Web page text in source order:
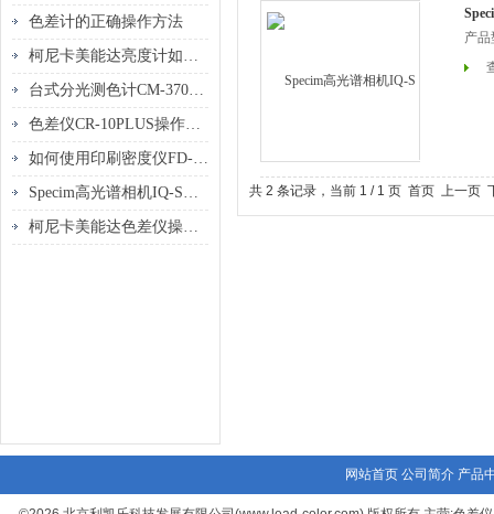
色差计的正确操作方法
柯尼卡美能达亮度计如何解析表面微观结构
台式分光测色计CM-3700A行业重要性分析
色差仪CR-10PLUS操作使用
如何使用印刷密度仪FD-5优化印刷质量？
Specim高光谱相机IQ-S是干什么的，有什么用
柯尼卡美能达色差仪操作指南
产品
共 2 条记录，当前 1 / 1 页 首页 上一页
网站首页 公司简介 产品